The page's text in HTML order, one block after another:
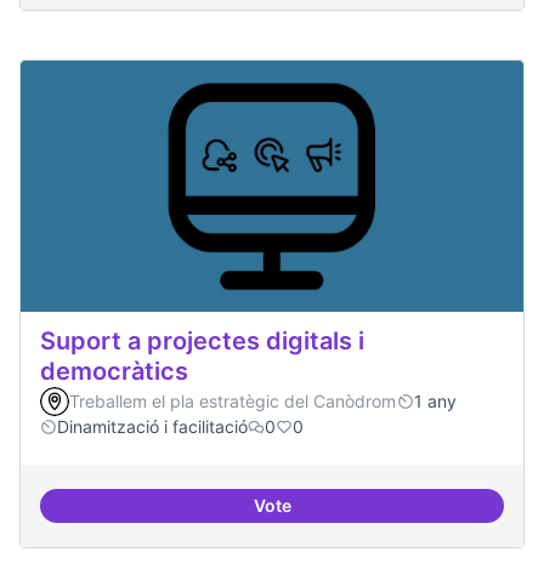
Suport a projectes digitals i
democràtics
Treballem el pla estratègic del Canòdrom
1 any
Dinamització i facilitació
0 0
VoteSuport a projectes digitals i